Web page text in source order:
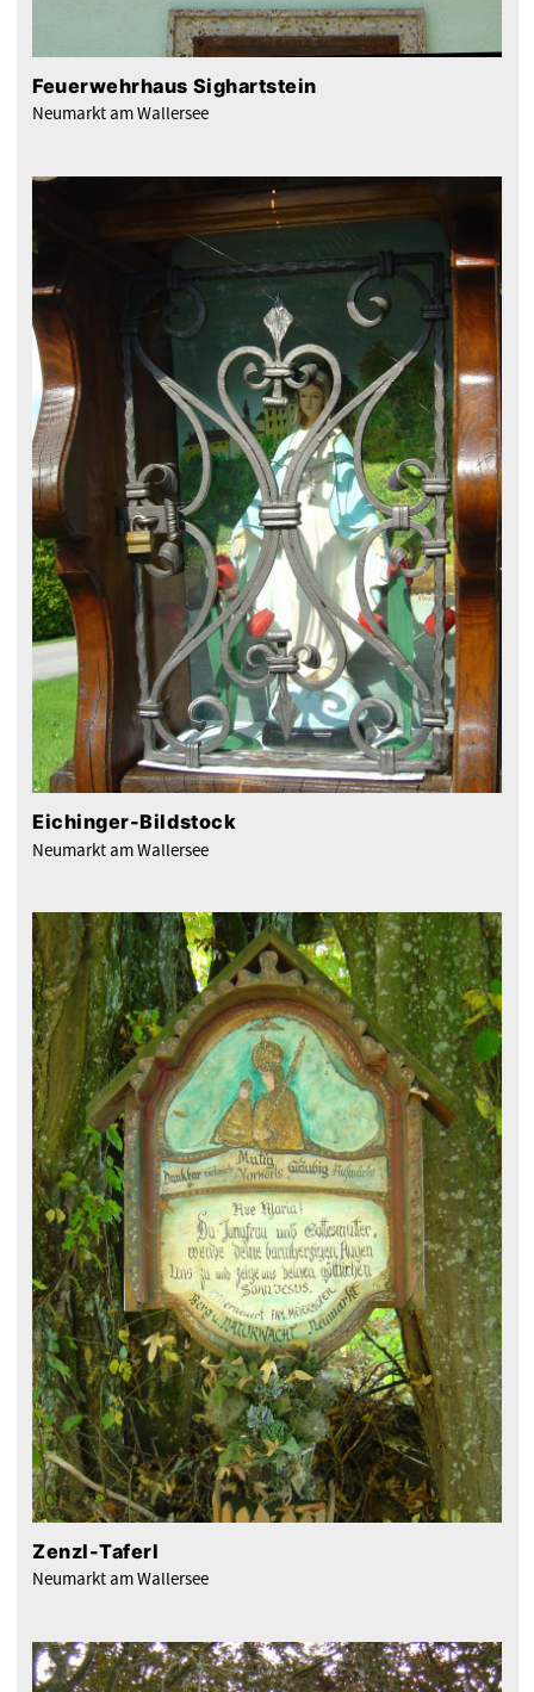
Feuerwehrhaus Sighartstein
Neumarkt am Wallersee
Eichinger-Bildstock
Neumarkt am Wallersee
Zenzl-Taferl
Neumarkt am Wallersee